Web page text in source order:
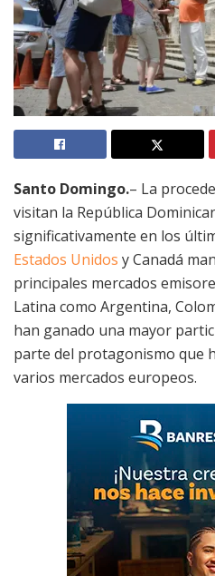
Santo Domingo.– La
visitan la República
significativamente en los
Estados Unidos y Canadá
principales mercados
Latina como Argentina,
han ganado una mayor
parte del protagonismo que
varios mercados europeos.